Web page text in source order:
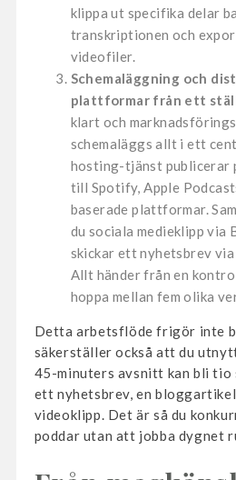
klippa ut specifika delar
transkriptionen och
videofiler.
Schemaläggning och
plattformar från ett
klart och
schemaläggs allt i ett
hosting-tjänst publicerar
till Spotify, Apple
baserade plattformar.
du sociala medieklipp via
skickar ett nyhetsbrev
Allt händer från en
hoppa mellan fem olika
Detta arbetsflöde frigör inte
säkerställer också att du
45-minuters avsnitt kan bli tio
ett nyhetsbrev, en
videoklipp. Det är så du
poddar utan att jobba dygnet